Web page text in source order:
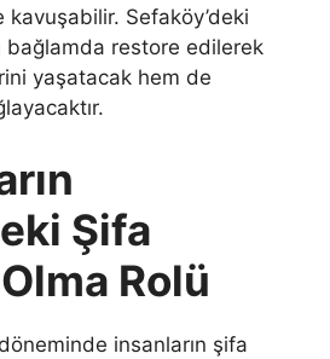
Sefaköy’deki
bağlamda restore edilerek
yaşatacak hem de
Şifa
Rolü
insanların şifa